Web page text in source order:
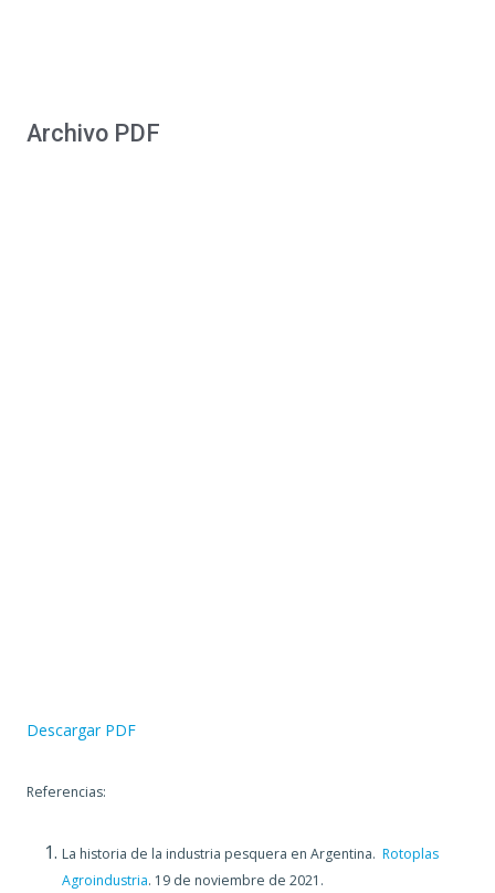
Archivo PDF
Descargar PDF
Referencias:
La historia de la industria pesquera en Argentina. Rotoplas
Agroindustria. 19 de noviembre de 2021.